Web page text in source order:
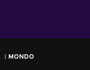
MONDO